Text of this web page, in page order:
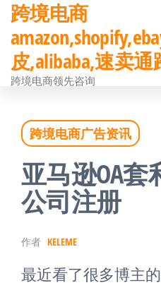
前
往
内
跨境电商
皮,alibaba,速卖
跨境电商领先咨询
跨境电商广告资讯
亚马逊OA套
公司注册
作者 KELEME
最近看了很多博主